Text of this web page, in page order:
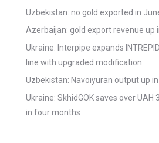
Uzbekistan: no gold exported in
Azerbaijan: gold export revenue up
Ukraine: Interpipe expands
line with upgraded modification
Uzbekistan: Navoiyuran output up
Ukraine: SkhidGOK saves over UAH
in four months